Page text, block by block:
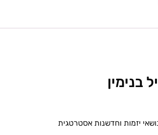
בנימין
יזמות וחדשנות אסטרטגית